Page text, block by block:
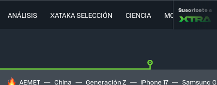
ANÁLISIS XATAKA SELECCIÓN CIENCIA MOVILIDAD
Suscríbete a
HOY SE HABLA DE
AEMET China Generación Z iPhone 17 Samsung